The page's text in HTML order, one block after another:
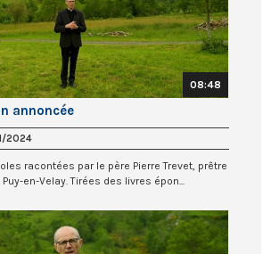
08:48
annoncée
2024
racontées par le père Pierre Trevet, prêtre
en-Velay. Tirées des livres épon...